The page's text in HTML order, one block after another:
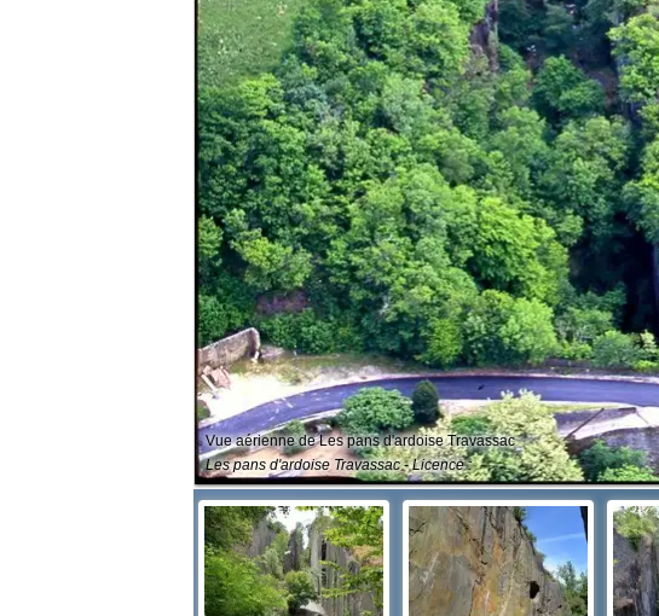
Vue aérienne de Les pans d'ardoise Travassac
Les pans d'ardoise Travassac - Licence :